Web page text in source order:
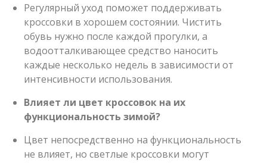
Регулярный уход поможет поддерживать
кроссовки в хорошем состоянии. Чистить
обувь нужно после каждой прогулки, а
водоотталкивающее средство наносить
каждые несколько недель в зависимости от
интенсивности использования.
Влияет ли цвет кроссовок на их
функциональность зимой?
Цвет непосредственно на функциональность
не влияет, но светлые кроссовки могут